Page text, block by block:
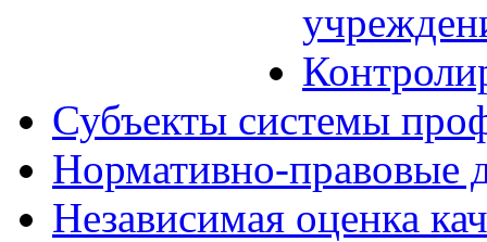
Субъекты системы
Нормативно-правовые
Независимая оценка